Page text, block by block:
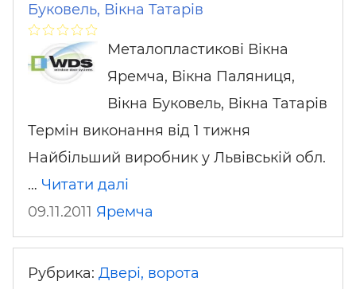
Буковель, Вікна Татарів
Металопластикові Вікна
Яремча, Вікна Паляниця,
Вікна Буковель, Вікна Татарів
Термін виконання від 1 тижня
Найбільший виробник у Львівській обл.
… Читати далі
09.11.2011 Яремча
Рубрика: Двері, ворота